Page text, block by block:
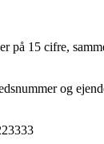
på 15 cifre,
og